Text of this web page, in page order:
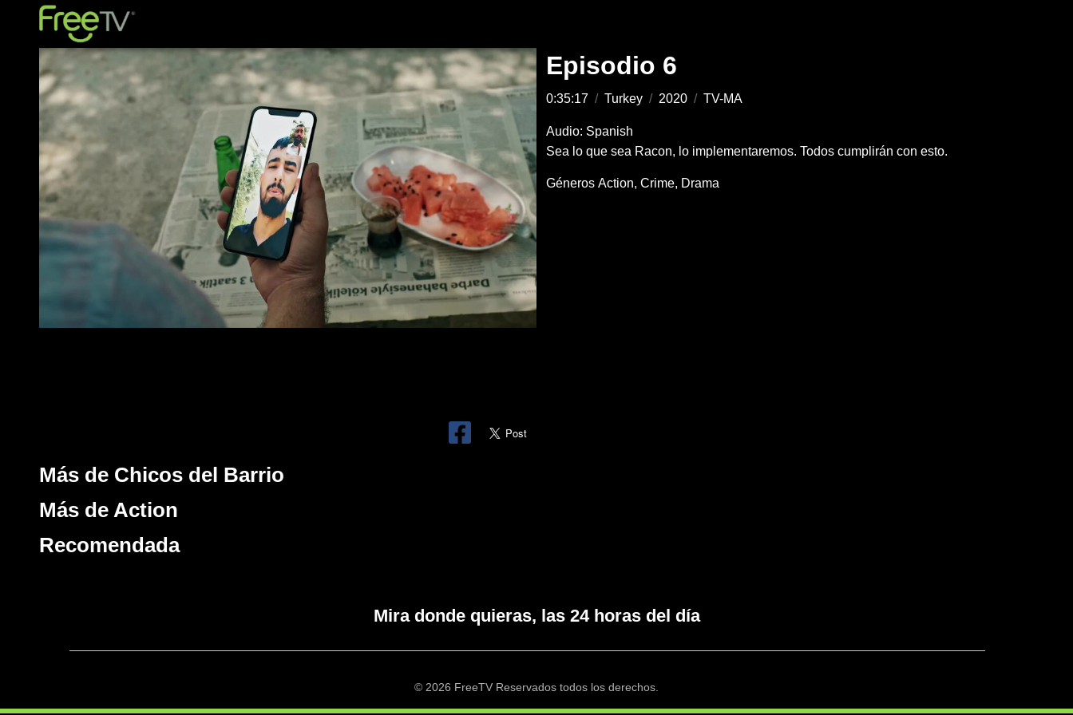
Episodio 6
0:35:17 / Turkey / 2020 / TV-MA
Audio: Spanish
Sea lo que sea Racon, lo implementaremos. Todos cumplirán con esto.
Géneros Action Crime Drama
Más de Chicos del Barrio
Más de Action
Recomendada
Mira donde quieras, las 24 horas del día
© 2026 FreeTV Reservados todos los derechos.